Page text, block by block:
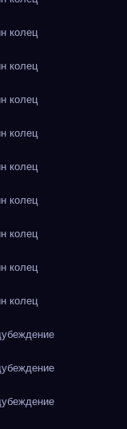
колец
колец
колец
колец
колец
колец
колец
колец
колец